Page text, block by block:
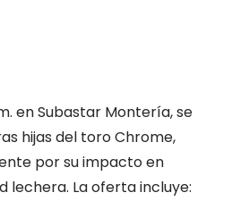
en Subastar Montería, se
hijas del toro Chrome,
por su impacto en
lechera. La oferta incluye: